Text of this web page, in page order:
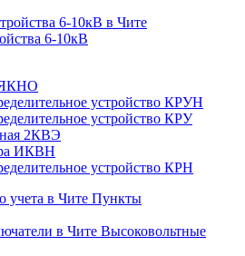
6-10кВ
ЯКНО
устройство КРУН
устройство КРУ
2КВЭ
ИКВН
устройство КРН
Пункты
Высоковольтные